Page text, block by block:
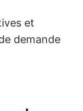
et
demande